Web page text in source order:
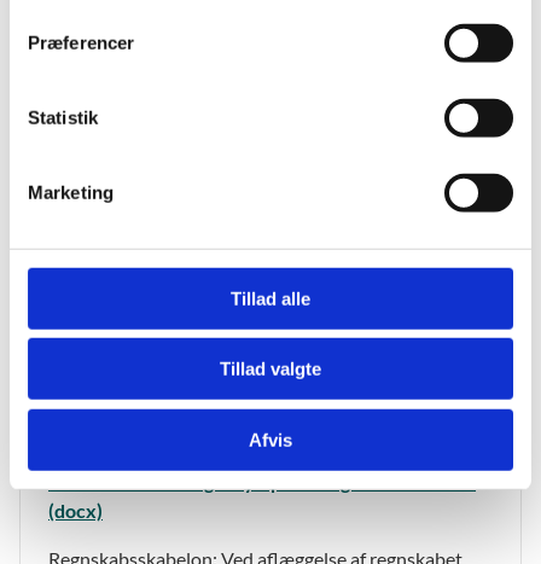
Præferencer
Statistik
Marketing
Tillad alle
Tillad valgte
Afvis
Vejledning om pulje til afholdelse af
m.v. (Olympiadepuljen/FL 2023) (pdf)
(skabelon) (docx)
Materiale til afrapportering
Rapportskabelon: Pulje til afholdelse af
(docx)
Regnskabsskabelon: Ved aflæggelse af regnskabet